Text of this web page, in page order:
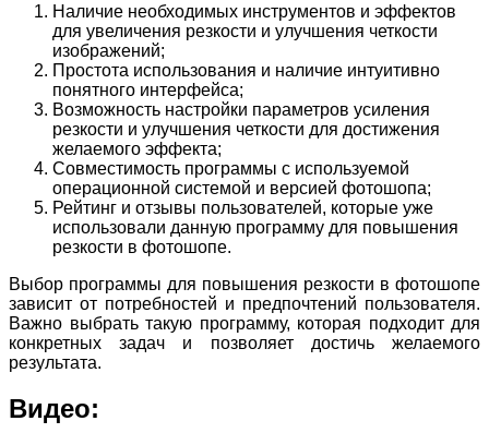
Наличие необходимых инструментов и эффектов
для увеличения резкости и улучшения четкости
изображений;
Простота использования и наличие интуитивно
понятного интерфейса;
Возможность настройки параметров усиления
резкости и улучшения четкости для достижения
желаемого эффекта;
Совместимость программы с используемой
операционной системой и версией фотошопа;
Рейтинг и отзывы пользователей, которые уже
использовали данную программу для повышения
резкости в фотошопе.
Выбор программы для повышения резкости в фотошопе
зависит от потребностей и предпочтений пользователя.
Важно выбрать такую программу, которая подходит для
конкретных задач и позволяет достичь желаемого
результата.
Видео: